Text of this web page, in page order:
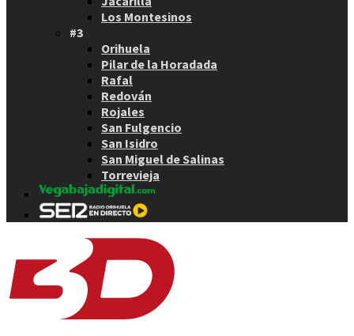
Los Montesinos
#3
Orihuela
Pilar de la Horadada
Rafal
Redován
Rojales
San Fulgencio
San Isidro
San Miguel de Salinas
Torrevieja